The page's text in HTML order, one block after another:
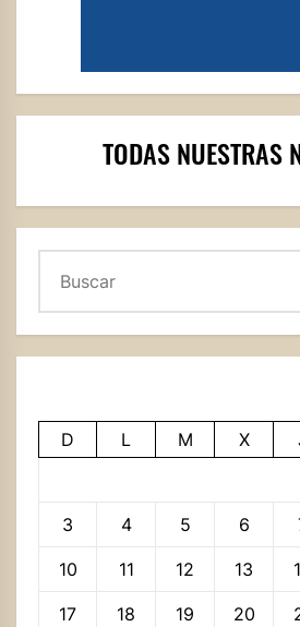
TODAS NUESTRAS
D L M X
3 4 5 6
10 11 12 13
17 18 19 20